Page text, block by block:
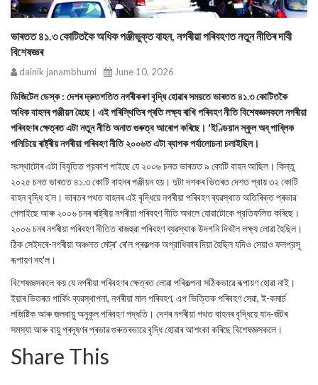
ভাৰতত ৪১.৩ কোটিতকৈ অধিক পঞ্জীভুক্ত বাহন, নগৰীয়া পৰিবহণত নতুন নীতিৰ দাবী
বিশেষজ্ঞৰ
dainik janambhumi June 10, 2026
ডিজিটেল ডেস্ক : দেশৰ দ্রুতগতিত নগৰীকৰণ বৃদ্ধি হোৱাৰ সময়তে ভাৰতত ৪১.৩ কোটিতকৈ
অধিক বাহনৰ পঞ্জীয়ন হৈছে। এই পৰিস্থিতিৰ প্ৰতি লক্ষ্য ৰাখি পৰিবহণ নীতি বিশেষজ্ঞসকলে নগৰীয়া
পৰিবহণৰ ক্ষেত্ৰত এটা নতুন নীতি অনাত গুৰুত্ব আৰোপ কৰিছে। 'ইণ্ডিয়ান স্কুল অব্ পাব্লিক
পলিচিয়ে ৰাষ্ট্ৰীয় নগৰীয়া পৰিবহণ নীতি ২০০৬ত এটা ব্যাপক পর্যালোচনা চলাইছিল।
সংস্থাটোৰ এটা বিবৃতিত প্রকাশ পাইছে যে ২০০৬ চনত ভাৰতত ৯ কোটি বাহন আছিল। কিন্তু
২০২৫ চনত ভাৰতত ৪১.৩ কোটি বাহনৰ পঞ্জীয়ন হয়। দুটা দশকৰ ভিতৰত দেশত প্রায় ৩২ কোটি
বাহন বৃদ্ধি হ'ল। ভাৰতৰ পথত বাহনৰ এই বৃদ্ধিয়ে নগৰীয়া পৰিবহণ ব্যৱস্থাত অতিৰিক্ত প্ৰভাৱ
পেলাইছে আৰু ২০০৬ চনৰ ৰাষ্ট্ৰীয় নগৰীয়া পৰিবহণ নীতি অথলে যোৱাটোকে প্রতিফলিত কৰিছে।
২০০৬ চনৰ নগৰীয়া পৰিবহণ নীতিত ৰাজহুৱা পৰিবহণ ব্যৱস্থাক উদগনি দিবলৈ লক্ষ্য লোৱা হৈছিল।
ঠিক সেইদৰে-নগৰীয়া অঞ্চলত মেট্ৰ' ৰে'ল প্ৰকল্পক অগ্রাধিকাৰ দিয়া হৈছিল যদিও সেয়াও ফলপ্রসূ
ৰূপায়ণ নহ'ল।
বিশেষজ্ঞসকলে কয় যে নগৰীয়া পৰিবহণৰ ক্ষেত্ৰত লোৱা পৰিকল্পনা সঠিকভাৱে ৰূপায়ণ হোৱা নাই।
ইয়াৰ ভিতৰত পার্কিং ব্যৱস্থাপনা, নগৰীয়া মাল পৰিবহণ, এপ ভিত্তিক পৰিবহণ সেৱা, ই-কমার্চ
লজিষ্টিক আৰু জলবায়ু অনুকূল পৰিবহণ পদ্ধতি। দেশৰ নগৰীয়া পথত বাহনৰ বৃদ্ধিয়ে যান-জঁটৰ
সমস্যা আৰু বায়ু প্ৰদূষণৰ প্ৰভাৱ গুৰুতৰভাৱে বৃদ্ধি হোৱাৰ আশংকা কৰিছে বিশেষজ্ঞসকলে।
Share This